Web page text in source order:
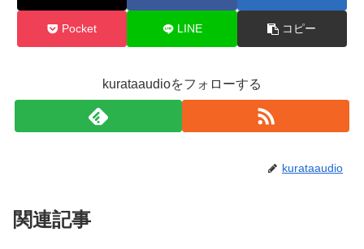
Pocket LINE コピー
kurataaudioをフォローする
kurataaudio
関連記事